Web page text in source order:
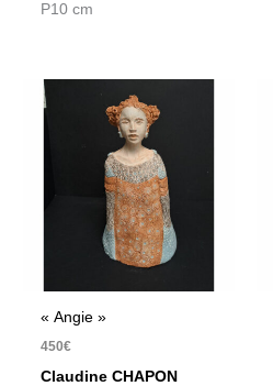
P10 cm
« Angie »
450€
Claudine CHAPON